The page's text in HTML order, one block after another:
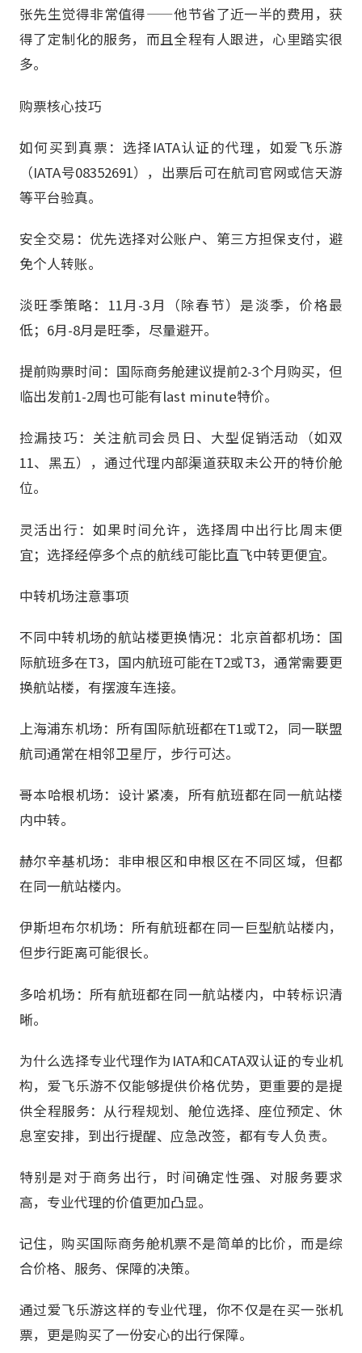
张先生觉得非常值得——他节省了近一半的费用，获
得了定制化的服务，而且全程有人跟进，心里踏实很
多。
购票核心技巧
如何买到真票：选择IATA认证的代理，如爱飞乐游
（IATA号08352691），出票后可在航司官网或信天游
等平台验真。
安全交易：优先选择对公账户、第三方担保支付，避
免个人转账。
淡旺季策略：11月-3月（除春节）是淡季，价格最
低；6月-8月是旺季，尽量避开。
提前购票时间：国际商务舱建议提前2-3个月购买，但
临出发前1-2周也可能有last minute特价。
捡漏技巧：关注航司会员日、大型促销活动（如双
11、黑五），通过代理内部渠道获取未公开的特价舱
位。
灵活出行：如果时间允许，选择周中出行比周末便
宜；选择经停多个点的航线可能比直飞中转更便宜。
中转机场注意事项
不同中转机场的航站楼更换情况：北京首都机场：国
际航班多在T3，国内航班可能在T2或T3，通常需要更
换航站楼，有摆渡车连接。
上海浦东机场：所有国际航班都在T1或T2，同一联盟
航司通常在相邻卫星厅，步行可达。
哥本哈根机场：设计紧凑，所有航班都在同一航站楼
内中转。
赫尔辛基机场：非申根区和申根区在不同区域，但都
在同一航站楼内。
伊斯坦布尔机场：所有航班都在同一巨型航站楼内，
但步行距离可能很长。
多哈机场：所有航班都在同一航站楼内，中转标识清
晰。
为什么选择专业代理作为IATA和CATA双认证的专业机
构，爱飞乐游不仅能够提供价格优势，更重要的是提
供全程服务：从行程规划、舱位选择、座位预定、休
息室安排，到出行提醒、应急改签，都有专人负责。
特别是对于商务出行，时间确定性强、对服务要求
高，专业代理的价值更加凸显。
记住，购买国际商务舱机票不是简单的比价，而是综
合价格、服务、保障的决策。
通过爱飞乐游这样的专业代理，你不仅是在买一张机
票，更是购买了一份安心的出行保障。